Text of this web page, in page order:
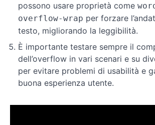
Conclusione
esercizi
possono usare proprietà come
overflow-wrap per forzare
testo, migliorando la leggibilità.
È importante testare sempre il
dell’overflow in vari scenari e su
per evitare problemi di usabilità e
buona esperienza utente.